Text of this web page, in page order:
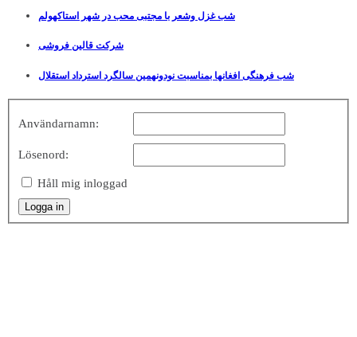
شب غزل وشعر با مجتبی محب در شهر استاکهولم
شرکت قالین فروشی
شب فرهنگی افغانها بمناسبت نودونهمین سالگرد استرداد استقلال
Användarnamn:
Lösenord:
Håll mig inloggad
Logga in